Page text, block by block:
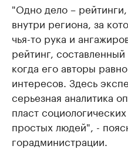
"Одно дело –
внутри региона, за
чья-то рука и
рейтинг,
когда его авторы
интересов. Здесь
серьезная аналитика
пласт
простых людей", -
горадминистрации.